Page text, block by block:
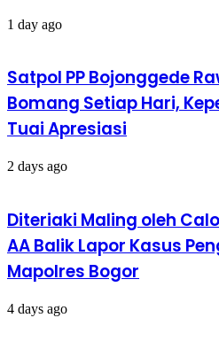
1 day ago
Satpol PP Bojonggede
Bomang Setiap Hari,
Tuai Apresiasi
2 days ago
Diteriaki Maling oleh
AA Balik Lapor Kasus
Mapolres Bogor
4 days ago